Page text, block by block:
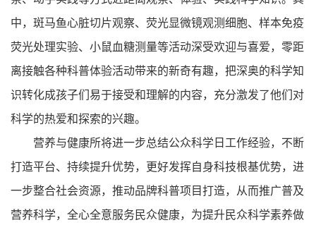
中，斑马鱼心脏切片观察、荧光显微镜观测细胞、样本免疫
荧光处理实验、小鼠血糖测量等活动深受欢迎与喜爱，零距
离接触各种科普体验活动带来的新奇有趣，把深奥的科学知
识转化成孩子们易于接受和理解的内容，充分激发了他们对
科学的热爱和探索的兴趣。
营养与健康所将进一步总结公众科学日工作经验，不断
打造平台、持续提升优势，更好发挥自身科技根基优势，进
一步整合社会资源，推动品牌科普项目打造，从而推广普及
营养科学，全心全意服务民众健康，为提升民众科学素养做